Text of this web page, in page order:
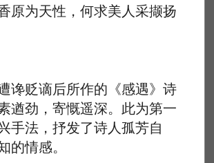
原为天性，何求美人采撷扬
贬谪后所作的《感遇》诗
遒劲，寄慨遥深。此为第一
手法，抒发了诗人孤芳自
的情感。